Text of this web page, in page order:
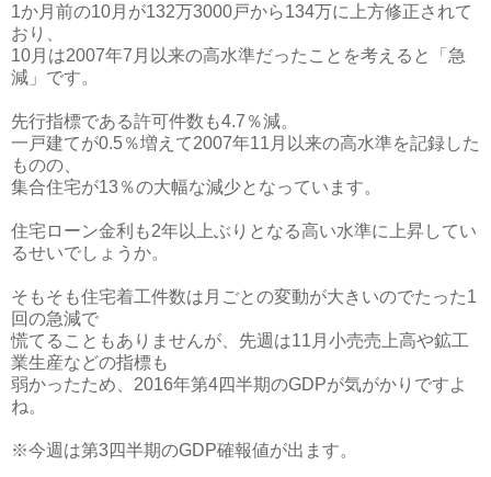
1か月前の10月が132万3000戸から134万に上方修正されて
おり、
10月は2007年7月以来の高水準だったことを考えると「急
減」です。
先行指標である許可件数も4.7％減。
一戸建てが0.5％増えて2007年11月以来の高水準を記録した
ものの、
集合住宅が13％の大幅な減少となっています。
住宅ローン金利も2年以上ぶりとなる高い水準に上昇してい
るせいでしょうか。
そもそも住宅着工件数は月ごとの変動が大きいのでたった1
回の急減で
慌てることもありませんが、先週は11月小売売上高や鉱工
業生産などの指標も
弱かったため、2016年第4四半期のGDPが気がかりですよ
ね。
※今週は第3四半期のGDP確報値が出ます。